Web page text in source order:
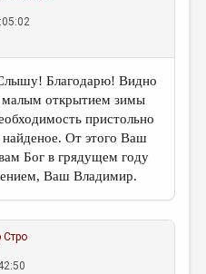
Благодарю! Видно
малым открытием зимы
пристольно
От этого Ваш
Бог в грядущем году
Ваш Владимир.